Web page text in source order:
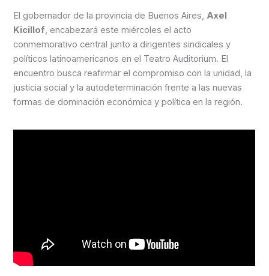
El gobernador de la provincia de Buenos Aires, Axel
Kicillof, encabezará este miércoles el acto
conmemorativo central junto a dirigentes sindicales y
políticos latinoamericanos en el Teatro Auditorium. El
encuentro busca reafirmar el compromiso con la unidad, la
justicia social y la autodeterminación frente a las nuevas
formas de dominación económica y política en la región.